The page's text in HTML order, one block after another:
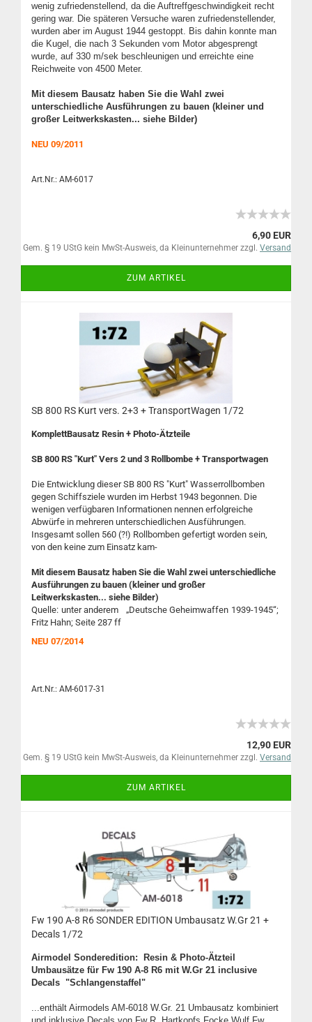
wenig zufriedenstellend, da die Auftreffgeschwindigkeit recht
gering war. Die späteren Versuche waren zufriedenstellender,
wurden aber im August 1944 gestoppt. Bis dahin konnte man
die Kugel, die nach 3 Sekunden vom Motor abgesprengt
wurde, auf 330 m/sek beschleunigen und erreichte eine
Reichweite von 4500 Meter.
Mit diesem Bausatz haben Sie die Wahl zwei
unterschiedliche Ausführungen zu bauen (kleiner und
großer Leitwerkskasten... siehe Bilder)
NEU 09/2011
Art.Nr.: AM-6017
6,90 EUR
Gem. § 19 UStG kein MwSt-Ausweis, da Kleinunternehmer zzgl. Versand
ZUM ARTIKEL
SB 800 RS Kurt vers. 2+3 + TransportWagen 1/72
KomplettBausatz Resin + Photo-Ätzteile
SB 800 RS "Kurt" Vers 2 und 3 Rollbombe + Transportwagen
Die Entwicklung dieser SB 800 RS "Kurt" Wasserrollbomben
gegen Schiffsziele wurden im Herbst 1943 begonnen. Die
wenigen verfügbaren Informationen nennen erfolgreiche
Abwürfe in mehreren unterschiedlichen Ausführungen.
Insgesamt sollen 560 (?!) Rollbomben gefertigt worden sein,
von den keine zum Einsatz kam-
Mit diesem Bausatz haben Sie die Wahl zwei unterschiedliche
Ausführungen zu bauen (kleiner und großer
Leitwerkskasten... siehe Bilder)
Quelle: unter anderem „Deutsche Geheimwaffen 1939-1945“;
Fritz Hahn; Seite 287 ff
NEU 07/2014
Art.Nr.: AM-6017-31
12,90 EUR
Gem. § 19 UStG kein MwSt-Ausweis, da Kleinunternehmer zzgl. Versand
ZUM ARTIKEL
Fw 190 A-8 R6 SONDER EDITION Umbausatz W.Gr 21 +
Decals 1/72
Airmodel Sonderedition:
Resin & Photo-Ätzteil
Umbausätze für Fw 190 A-8 R6 mit W.Gr 21 inclusive
Decals "Schlangenstaffel"
...enthält Airmodels AM-6018 W.Gr. 21 Umbausatz kombiniert